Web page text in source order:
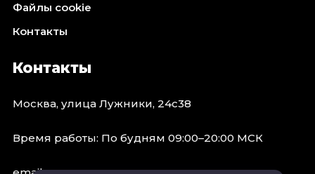
Файлы cookie
Контакты
Контакты
Москва, улица Лужники, 24с38
Время работы: По будням 09:00–20:00 МСК